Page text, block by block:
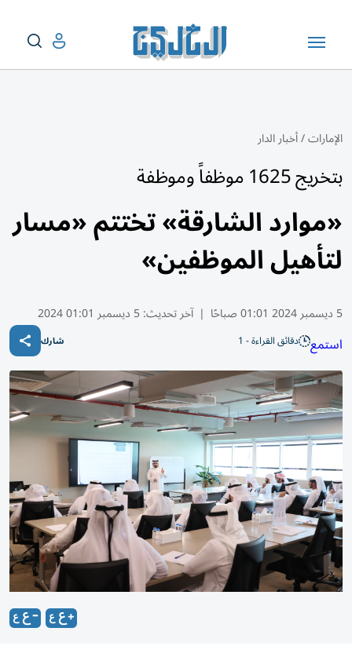
الإمارات/أخبار الدار
بتخريج 1625 موظفاً وموظفة
«موارد الشارقة» تختتم «مسار
لتأهيل الموظفين»
5 ديسمبر 2024 01:01 صباحًا | آخر تحديث:5 ديسمبر 01:01 2024
استمع دقائق القراءة - 1 شارك